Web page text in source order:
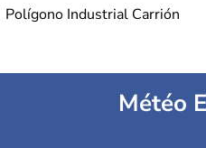
Polígono Industrial Carrión
Météo